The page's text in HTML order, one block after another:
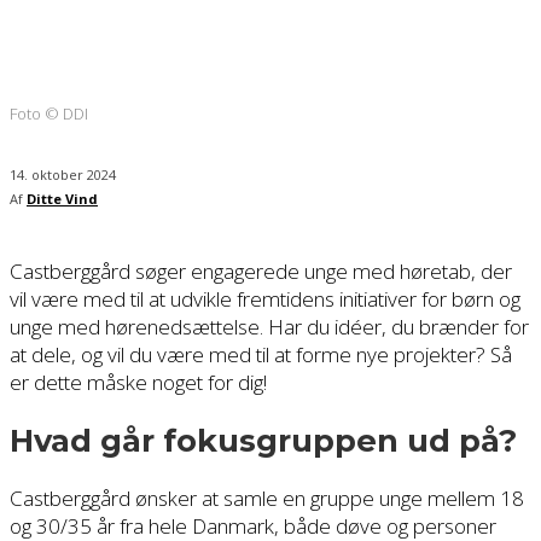
Foto © DDI
14. oktober 2024
Af Ditte Vind
Castberggård søger engagerede unge med høretab, der
vil være med til at udvikle fremtidens initiativer for børn og
unge med hørenedsættelse. Har du idéer, du brænder for
at dele, og vil du være med til at forme nye projekter? Så
er dette måske noget for dig!
Hvad går fokusgruppen ud på?
Castberggård ønsker at samle en gruppe unge mellem 18
og 30/35 år fra hele Danmark, både døve og personer